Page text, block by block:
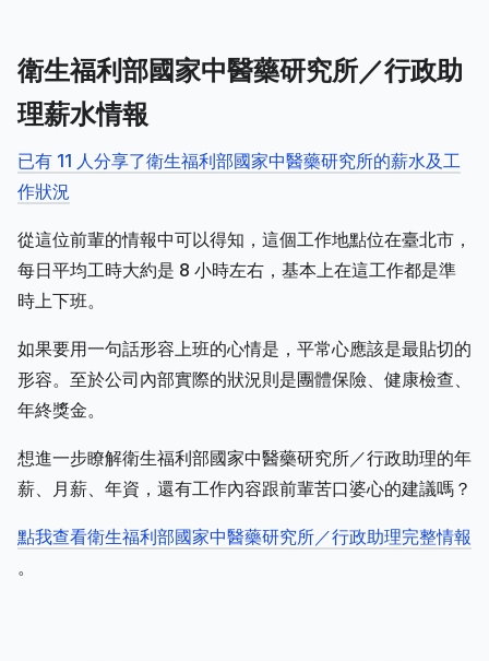
衛生福利部國家中醫藥研究所／行政助
理薪水情報
已有 11 人分享了衛生福利部國家中醫藥研究所的薪水及工
作狀況
從這位前輩的情報中可以得知，這個工作地點位在臺北市，
每日平均工時大約是 8 小時左右，基本上在這工作都是準
時上下班。
如果要用一句話形容上班的心情是，平常心應該是最貼切的
形容。至於公司內部實際的狀況則是團體保險、健康檢查、
年終獎金。
想進一步瞭解衛生福利部國家中醫藥研究所／行政助理的年
薪、月薪、年資，還有工作內容跟前輩苦口婆心的建議嗎？
點我查看衛生福利部國家中醫藥研究所／行政助理完整情報
。